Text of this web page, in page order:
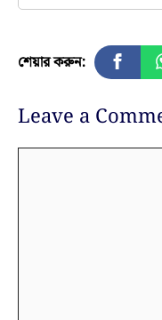
শেয়ার করুন:
Leave a